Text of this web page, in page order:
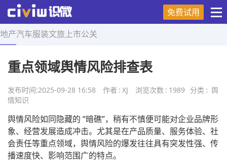
免费试用
地产汽车服装文旅 上市公关
首页 > 舆情知识 > 正文
重点领域舆情风险排查表
发布时间:2025-09-28 16:58 作者 : XJ 浏览次数 : 1989 分类 : 舆
情知识
舆情风险如同隐藏的 “暗礁”，稍有不慎便可能对企业品牌形
象、经营发展造成冲击。尤其是在产品质量、服务体验、社
会责任等重点领域，舆情风险的爆发往往具有突发性强、传
播速度快、影响范围广的特点。